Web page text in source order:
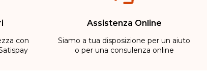
con
Assistenza Online
Siamo a tua disposizione per un aiuto
o per una consulenza online